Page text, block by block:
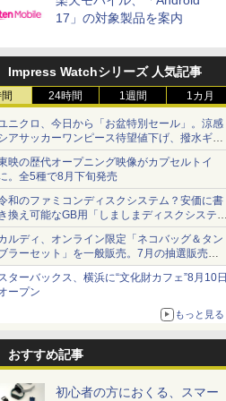
17」の対象製品を案内
Impress Watchシリーズ 人気記事
24時間 1週間 1カ月
ニクロ、今日から「お盆特別セール」。涼感
アサッカーワンピース待望値下げ、撥水ギア
ョーツは1990円に
映の歴代オープニング映像がカプセルトイ
。全5種で8月下旬発売
和のファミコンディスクシステム？安価に書
換え可能なGB用「しましまディスクシステ
」
ルディ、オンライン限定「ネコバッグ＆タン
ラーセット」を一般販売。7月の抽選販売の
選無効分
ターバックス、横浜に“文化財カフェ”8月10日
ープン
もっと見る
おすすめ記事
初心者の方におくる、スマー